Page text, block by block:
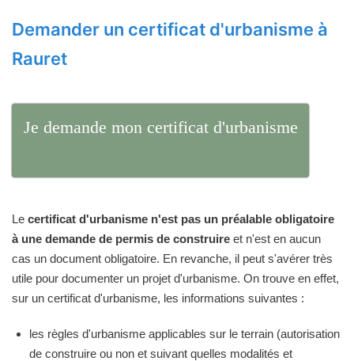
Demander un certificat d'urbanisme à
Rauret
Je demande mon certificat d'urbanisme
Le certificat d'urbanisme n'est pas un préalable obligatoire
à une demande de permis de construire et n'est en aucun
cas un document obligatoire. En revanche, il peut s'avérer très
utile pour documenter un projet d'urbanisme. On trouve en effet,
sur un certificat d'urbanisme, les informations suivantes :
les règles d'urbanisme applicables sur le terrain (autorisation
de construire ou non et suivant quelles modalités et